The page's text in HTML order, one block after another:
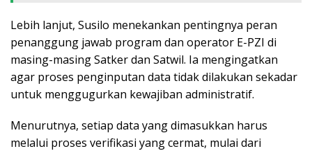
Lebih lanjut, Susilo menekankan pentingnya peran
penanggung jawab program dan operator E-PZI di
masing-masing Satker dan Satwil. Ia mengingatkan
agar proses penginputan data tidak dilakukan sekadar
untuk menggugurkan kewajiban administratif.
Menurutnya, setiap data yang dimasukkan harus
melalui proses verifikasi yang cermat, mulai dari